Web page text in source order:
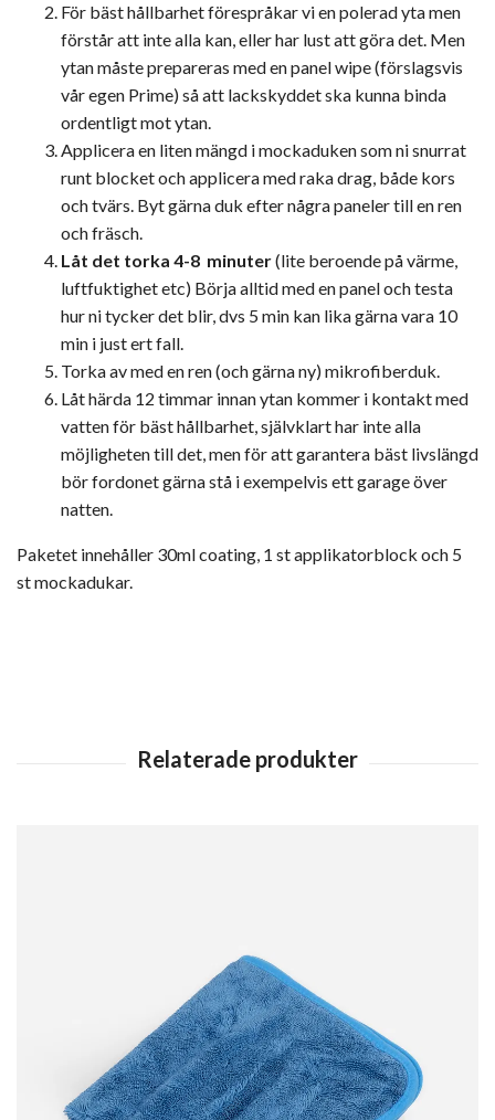
För bäst hållbarhet förespråkar vi en polerad yta men
förstår att inte alla kan, eller har lust att göra det. Men
ytan måste prepareras med en panel wipe (förslagsvis
vår egen Prime) så att lackskyddet ska kunna binda
ordentligt mot ytan.
Applicera en liten mängd i mockaduken som ni snurrat
runt blocket och applicera med raka drag, både kors
och tvärs. Byt gärna duk efter några paneler till en ren
och fräsch.
Låt det torka 4-8 minuter(lite beroende på värme,
luftfuktighet etc) Börja alltid med en panel och testa
hur ni tycker det blir, dvs 5 min kan lika gärna vara 10
min i just ert fall.
Torka av med en ren (och gärna ny) mikrofiberduk.
Låt härda 12 timmar innan ytan kommer i kontakt med
vatten för bäst hållbarhet, självklart har inte alla
möjligheten till det, men för att garantera bäst livslängd
bör fordonet gärna stå i exempelvis ett garage över
natten.
Paketet innehåller 30ml coating, 1 st applikatorblock och 5
st mockadukar.